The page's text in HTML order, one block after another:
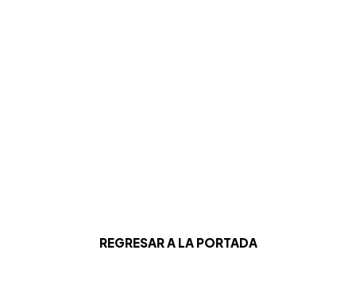
REGRESAR A LA PORTADA